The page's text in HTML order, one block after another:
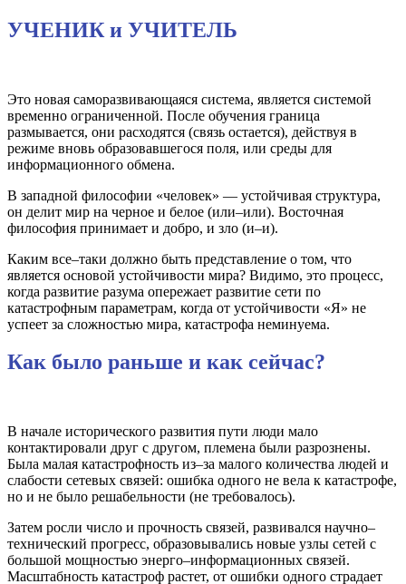
УЧЕНИК и УЧИТЕЛЬ
Это новая саморазвивающаяся система, является системой
временно ограниченной. После обучения граница
размывается, они расходятся (связь остается), действуя в
режиме вновь образовавшегося поля, или среды для
информационного обмена.
В западной философии «человек» — устойчивая структура,
он делит мир на черное и белое (или–или). Восточная
философия принимает и добро, и зло (и–и).
Каким все–таки должно быть представление о том, что
является основой устойчивости мира? Видимо, это процесс,
когда развитие разума опережает развитие сети по
катастрофным параметрам, когда от устойчивости «Я» не
успеет за сложностью мира, катастрофа неминуема.
Как было раньше и как сейчас?
В начале исторического развития пути люди мало
контактировали друг с другом, племена были разрознены.
Была малая катастрофность из–за малого количества людей и
слабости сетевых связей: ошибка одного не вела к катастрофе,
но и не было решабельности (не требовалось).
Затем росли число и прочность связей, развивался научно–
технический прогресс, образовывались новые узлы сетей с
большой мощностью энерго–информационных связей.
Масштабность катастроф растет, от ошибки одного страдает